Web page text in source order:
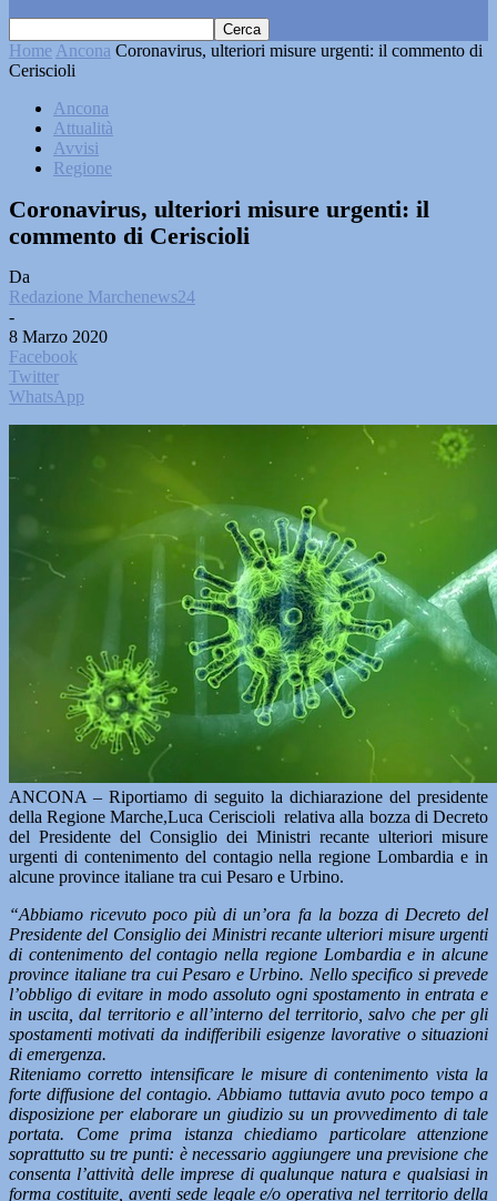
Home Ancona Coronavirus, ulteriori misure urgenti: il commento di
Ceriscioli
Ancona
Attualità
Avvisi
Regione
Coronavirus, ulteriori misure urgenti: il
commento di Ceriscioli
Da
Redazione Marchenews24
-
8 Marzo 2020
Facebook
Twitter
WhatsApp
ANCONA – Riportiamo di seguito la dichiarazione del presidente
della Regione Marche,Luca Ceriscioli relativa alla bozza di Decreto
del Presidente del Consiglio dei Ministri recante ulteriori misure
urgenti di contenimento del contagio nella regione Lombardia e in
alcune province italiane tra cui Pesaro e Urbino.
“Abbiamo ricevuto poco più di un’ora fa la bozza di Decreto del
Presidente del Consiglio dei Ministri recante ulteriori misure urgenti
di contenimento del contagio nella regione Lombardia e in alcune
province italiane tra cui Pesaro e Urbino. Nello specifico si prevede
l’obbligo di evitare in modo assoluto ogni spostamento in entrata e
in uscita, dal territorio e all’interno del territorio, salvo che per gli
spostamenti motivati da indifferibili esigenze lavorative o situazioni
di emergenza.
Riteniamo corretto intensificare le misure di contenimento vista la
forte diffusione del contagio. Abbiamo tuttavia avuto poco tempo a
disposizione per elaborare un giudizio su un provvedimento di tale
portata. Come prima istanza chiediamo particolare attenzione
soprattutto su tre punti: è necessario aggiungere una previsione che
consenta l’attività delle imprese di qualunque natura e qualsiasi in
forma costituite, aventi sede legale e/o operativa nel territorio della